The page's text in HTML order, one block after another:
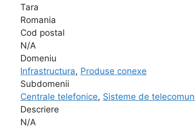
Tara
Romania
Cod postal
N/A
Domeniu
Infrastructura, Produse conexe
Subdomenii
Centrale telefonice, Sisteme de
Descriere
N/A